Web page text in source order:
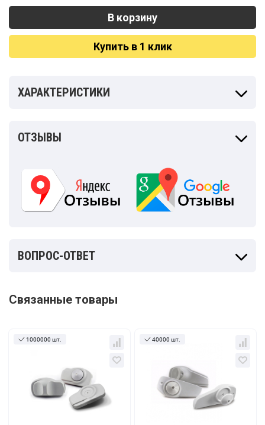
Купить в 1 клик
ХАРАКТЕРИСТИКИ
ОТЗЫВЫ
ВОПРОС-ОТВЕТ
Связанные товары
1000000 шт.
Кол-во За 1 шт.
40000 шт.
Кол-во За 1 шт.